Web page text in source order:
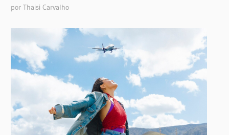
por Thaisi Carvalho